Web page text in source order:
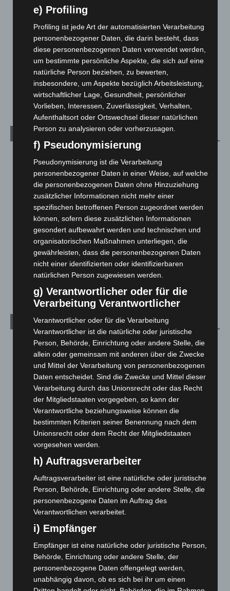
2. August 2026
Hannover Klassik Open Air 2026: Französische Oper im
Maschpark
2. August 2026
Schwarz Digits und Zscaler starten souveräne Cloud-
Sicherheitsplattform für Europa
2. August 2026
Corona-News
712
Hannover und Region
5.034
Langenhagen und Ortsteile
Leserbriefe
Menschen
Über uns
Veranstaltungen
Archiv
August 2026 (9)
Juli 2026(73)
Juni 2026(139)
Mai 2026(99)
April 2026
(99)
März 2026(115)
Februar 2026(109)
Dezember 2025 (103)
November 2025(114)
Oktober 2025(112)
September 2025(93)
August 2025(90)
Juli 2025(90)
Juni 2025(103)
Mai 2025 (112)
e) Profiling
Profiling ist jede Art der automatisierten Verarbeitung
personenbezogener Daten, die darin besteht, dass
diese personenbezogenen Daten verwendet werden,
um bestimmte persönliche Aspekte, die sich auf eine
natürliche Person beziehen, zu bewerten,
insbesondere, um Aspekte bezüglich Arbeitsleistung,
wirtschaftlicher Lage, Gesundheit, persönlicher
Vorlieben, Interessen, Zuverlässigkeit, Verhalten,
Aufenthaltsort oder Ortswechsel dieser natürlichen
Person zu analysieren oder vorherzusagen.
f) Pseudonymisierung
Pseudonymisierung ist die Verarbeitung
personenbezogener Daten in einer Weise, auf welche
die personenbezogenen Daten ohne Hinzuziehung
zusätzlicher Informationen nicht mehr einer
spezifischen betroffenen Person zugeordnet werden
können, sofern diese zusätzlichen Informationen
gesondert aufbewahrt werden und technischen und
organisatorischen Maßnahmen unterliegen, die
gewährleisten, dass die personenbezogenen Daten
nicht einer identifizierten oder identifizierbaren
natürlichen Person zugewiesen werden.
g) Verantwortlicher oder für die
Verarbeitung Verantwortlicher
Verantwortlicher oder für die Verarbeitung
Verantwortlicher ist die natürliche oder juristische
Person, Behörde, Einrichtung oder andere Stelle, die
allein oder gemeinsam mit anderen über die Zwecke
und Mittel der Verarbeitung von personenbezogenen
Daten entscheidet. Sind die Zwecke und Mittel dieser
Verarbeitung durch das Unionsrecht oder das Recht
der Mitgliedstaaten vorgegeben, so kann der
Verantwortliche beziehungsweise können die
bestimmten Kriterien seiner Benennung nach dem
Unionsrecht oder dem Recht der Mitgliedstaaten
vorgesehen werden.
h) Auftragsverarbeiter
Auftragsverarbeiter ist eine natürliche oder juristische
Person, Behörde, Einrichtung oder andere Stelle, die
personenbezogene Daten im Auftrag des
Verantwortlichen verarbeitet.
i) Empfänger
Empfänger ist eine natürliche oder juristische Person,
Behörde, Einrichtung oder andere Stelle, der
personenbezogene Daten offengelegt werden,
unabhängig davon, ob es sich bei ihr um einen